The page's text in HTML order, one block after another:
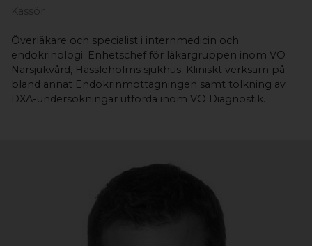
Kassör
Överläkare och specialist i internmedicin och
endokrinologi. Enhetschef för läkargruppen inom VO
Närsjukvård, Hässleholms sjukhus. Kliniskt verksam på
bland annat Endokrinmottagningen samt tolkning av
DXA-undersökningar utförda inom VO Diagnostik.